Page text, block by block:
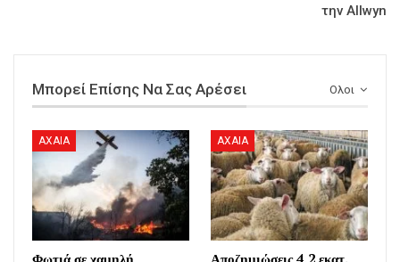
την Allwyn
Ολοι
Μπορεί Επίσης Να Σας Αρέσει
AXAIA
Φωτιά σε χαμηλή
AXAIA
Αποζημιώσεις 4,2 εκατ.